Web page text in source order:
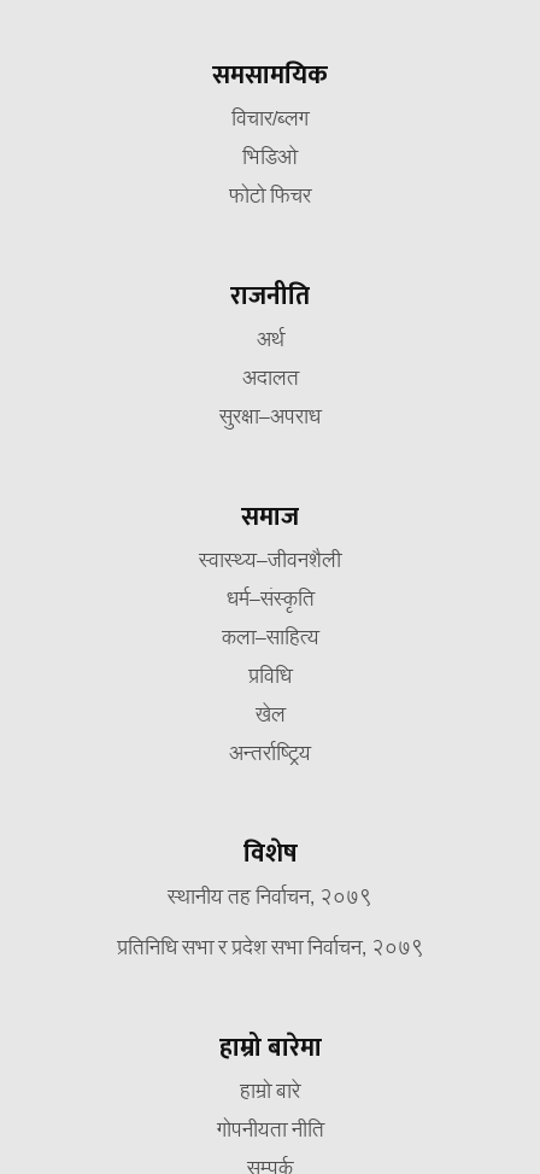
समसामयिक
विचार/ब्लग
भिडिओ
फोटो फिचर
राजनीति
अर्थ
अदालत
सुरक्षा–अपराध
समाज
स्वास्थ्य–जीवनशैली
धर्म–संस्कृति
कला–साहित्य
प्रविधि
खेल
अन्तर्राष्ट्रिय
विशेष
स्थानीय तह निर्वाचन, २०७९
प्रतिनिधि सभा र प्रदेश सभा निर्वाचन, २०७९
हाम्रो बारेमा
हाम्रो बारे
गोपनीयता नीति